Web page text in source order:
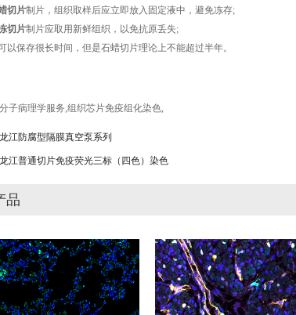
切片制片，组织取样后应立即放入固定液中，避免冻存;
切片制片应取用新鲜组织，以免抗原丢失;
以保存很长时间，但是石蜡切片理论上不能超过半年。
分子病理学服务,组织芯片免疫组化染色,
江防腐型隔膜真空泵系列
江普通切片免疫荧光三标（四色）染色
品